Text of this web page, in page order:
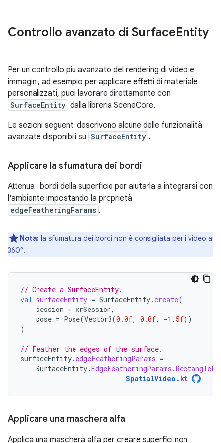
Controllo avanzato di SurfaceEntity
Per un controllo più avanzato del rendering di video e
immagini, ad esempio per applicare effetti di materiale
personalizzati, puoi lavorare direttamente con
SurfaceEntity dalla libreria SceneCore.
Le sezioni seguenti descrivono alcune delle funzionalità
avanzate disponibili su SurfaceEntity .
Applicare la sfumatura dei bordi
Attenua i bordi della superficie per aiutarla a integrarsi con
l'ambiente impostando la proprietà
edgeFeatheringParams .
Nota: la sfumatura dei bordi non è consigliata per i video a
360°.
// Create a SurfaceEntity.
val surfaceEntity = SurfaceEntity.create(
session = xrSession,
pose = Pose(Vector3(0.0f, 0.0f, -1.5f))
)
// Feather the edges of the surface.
surfaceEntity. edgeFeatheringParams =
SurfaceEntity.EdgeFeatheringParams .
SpatialVideo . kt
Applicare una maschera alfa
Applica una maschera alfa per creare superfici non